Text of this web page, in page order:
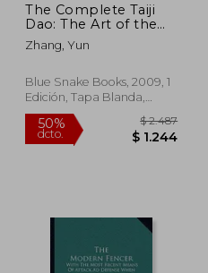
40%
dcto. $
The Complete Taiji
Dao: The Art of the
Chinese Saber (en
Inglés)
Zhang, Yun
Blue Snake Books, 2009, 1
Edición, Tapa Blanda,
Nuevo